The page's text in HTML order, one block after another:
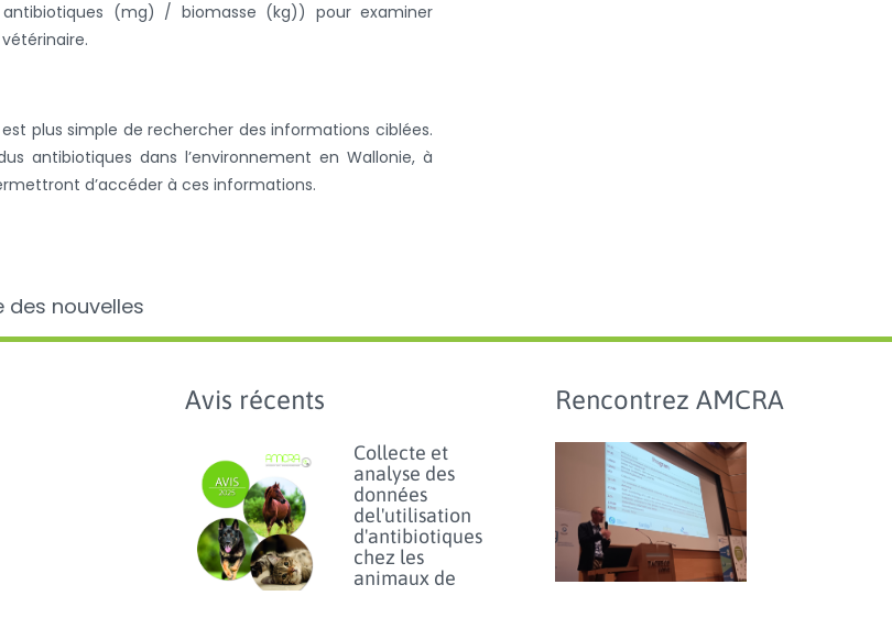
(mg) / biomasse (kg)) pour examiner
plus simple de rechercher des informations ciblées.
antibiotiques dans l’environnement en Wallonie, à
d’accéder à ces informations.
des nouvelles
Avis récents
Collecte et
analyse des
données
del'utilisation
d'antibiotiques
chez les
animaux de
Rencontrez AMCRA